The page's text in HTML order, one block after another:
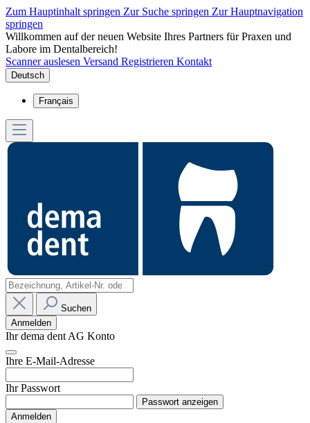
Zum Hauptinhalt springen Zur Suche springen Zur Hauptnavigation
springen
Willkommen auf der neuen Website Ihres Partners für Praxen und
Labore im Dentalbereich!
Scanner auslesen Versand Registrieren Kontakt
Deutsch
Français
Suchen
Anmelden
Ihr dema dent AG Konto
Ihre E-Mail-Adresse
Ihr Passwort
Passwort anzeigen
Anmelden